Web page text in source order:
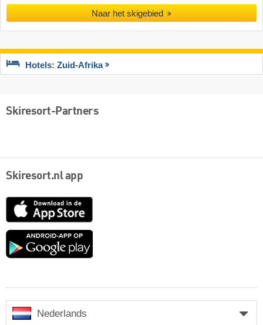
Naar het skigebied
Hotels: Zuid-Afrika
Skiresort-Partners
Skiresort.nl app
App
Google
Nederlands